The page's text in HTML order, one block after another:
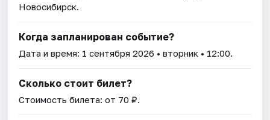
Новосибирск.
Когда запланирован событие?
Дата и время: 1 сентября 2026 • вторник • 12:00.
Сколько стоит билет?
Стоимость билета: от 70 ₽.